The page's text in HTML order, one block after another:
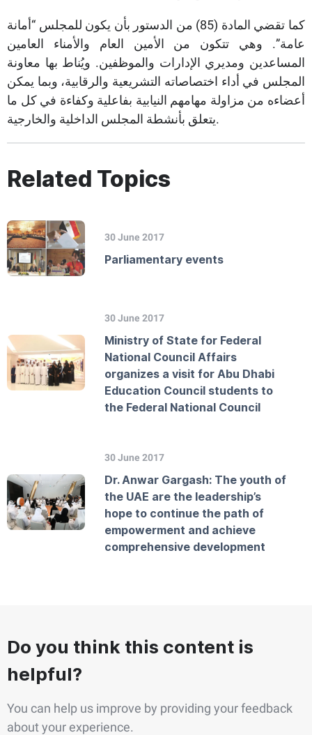
كما تقضي المادة (85) من الدستور بأن يكون للمجلس “أمانة
عامة”. وهي تتكون من الأمين العام والأمناء العامين
المساعدين ومديري الإدارات والموظفين. ويُناط بها معاونة
المجلس في أداء اختصاصاته التشريعية والرقابية، وبما يمكن
أعضاءه من مزاولة مهامهم النيابية بفاعلية وكفاءة في كل ما
يتعلق بأنشطة المجلس الداخلية والخارجية.
Related Topics
30 June 2017
Parliamentary events
30 June 2017
Ministry of State for Federal
National Council Affairs
organizes a visit for Abu Dhabi
Education Council students to
the Federal National Council
30 June 2017
Dr. Anwar Gargash: The youth of
the UAE are the leadership’s
hope to continue the path of
empowerment and achieve
comprehensive development
Do you think this content is
helpful?
You can help us improve by providing your feedback
about your experience.